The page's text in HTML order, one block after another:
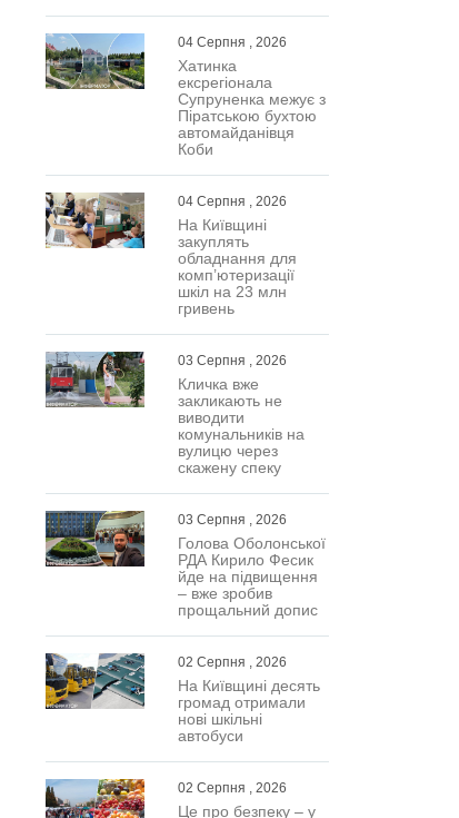
04 Серпня , 2026
Хатинка
ексрегіонала
Супруненка межує з
Піратською бухтою
автомайданівця
Коби
04 Серпня , 2026
На Київщині
закуплять
обладнання для
комп’ютеризації
шкіл на 23 млн
гривень
03 Серпня , 2026
Кличка вже
закликають не
виводити
комунальників на
вулицю через
скажену спеку
03 Серпня , 2026
Голова Оболонської
РДА Кирило Фесик
йде на підвищення
– вже зробив
прощальний допис
02 Серпня , 2026
На Київщині десять
громад отримали
нові шкільні
автобуси
02 Серпня , 2026
Це про безпеку – у